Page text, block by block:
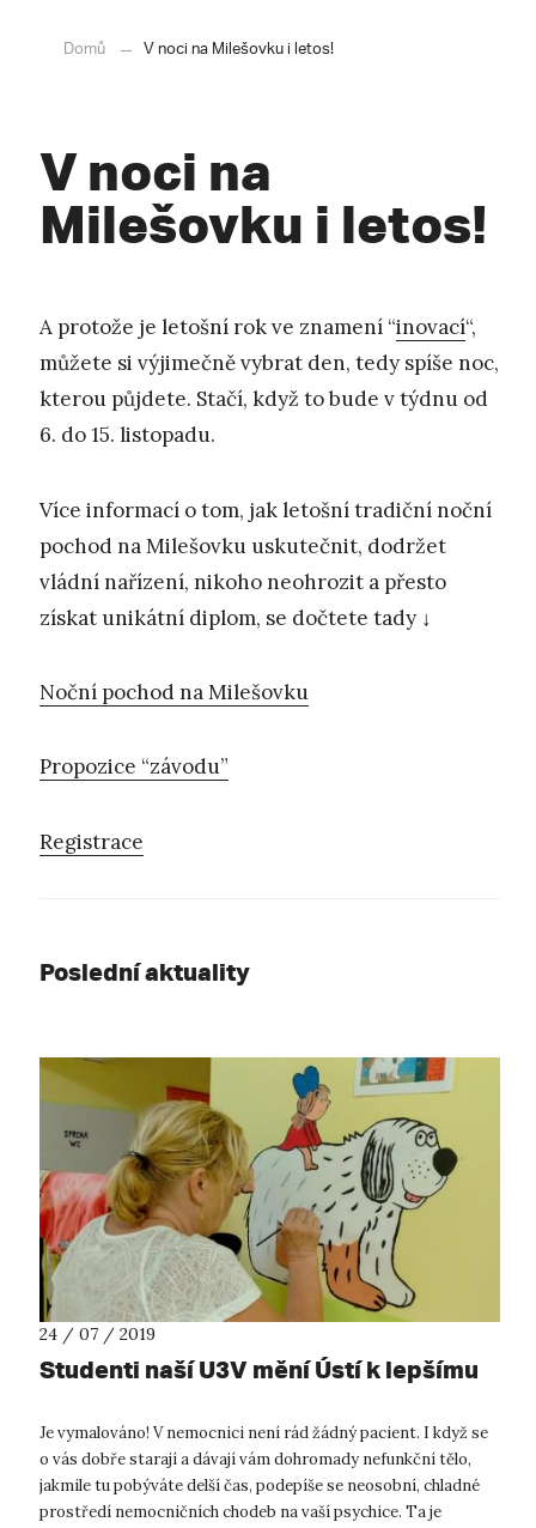
Domů V noci na Milešovku i letos!
V noci na
Milešovku i letos!
A protože je letošní rok ve znamení “inovací“,
můžete si výjimečně vybrat den, tedy spíše noc,
kterou půjdete. Stačí, když to bude v týdnu od
6. do 15. listopadu.
Více informací o tom, jak letošní tradiční noční
pochod na Milešovku uskutečnit, dodržet
vládní nařízení, nikoho neohrozit a přesto
získat unikátní diplom, se dočtete tady ↓
Noční pochod na Milešovku
Propozice “závodu”
Registrace
Poslední aktuality
24 / 07 / 2019
Studenti naší U3V mění Ústí k lepšímu
Je vymalováno! V nemocnici není rád žádný pacient. I když se
o vás dobře starají a dávají vám dohromady nefunkční tělo,
jakmile tu pobýváte delší čas, podepíše se neosobní, chladné
prostředí nemocničních chodeb na vaší psychice. Ta je